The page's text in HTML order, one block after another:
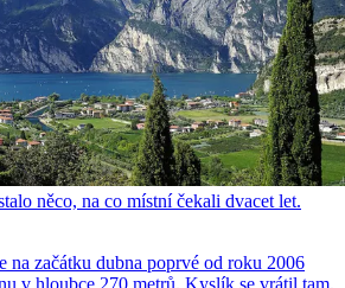
něco, na co místní čekali dvacet let.
na začátku dubna poprvé od roku 2006
v hloubce 270 metrů. Kyslík se vrátil tam,